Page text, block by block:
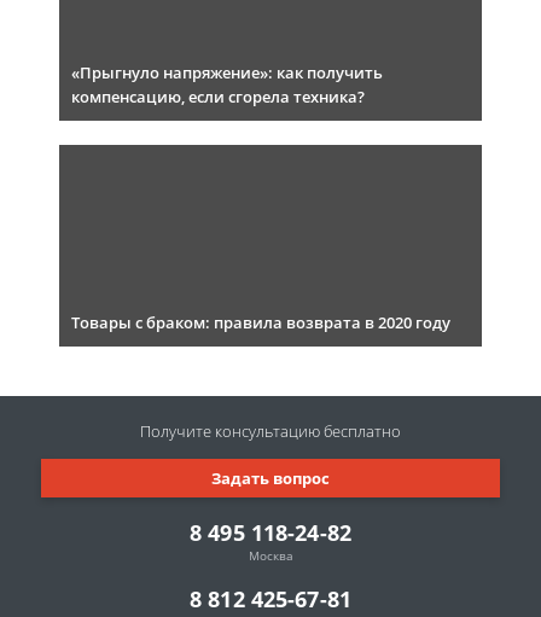
«Прыгнуло напряжение»: как получить
компенсацию, если сгорела техника?
Товары с браком: правила возврата в 2020 году
8 495 118-24-82
Москва
8 812 425-67-81
Задать вопрос
Получите консультациюбесплатно